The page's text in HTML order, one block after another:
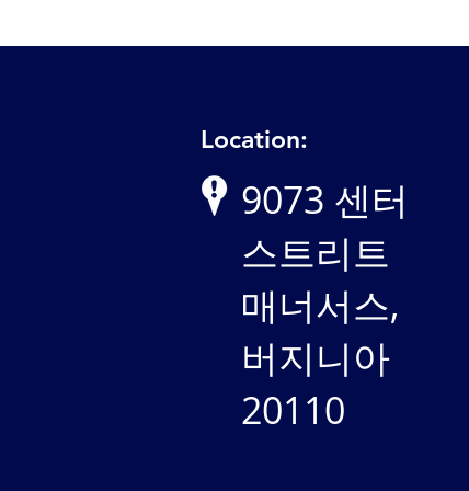
9073 센터
스트리트
매너서스,
버지니아
20110
Location: